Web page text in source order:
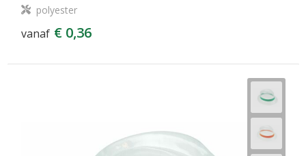
polyester
vanaf € 0,36